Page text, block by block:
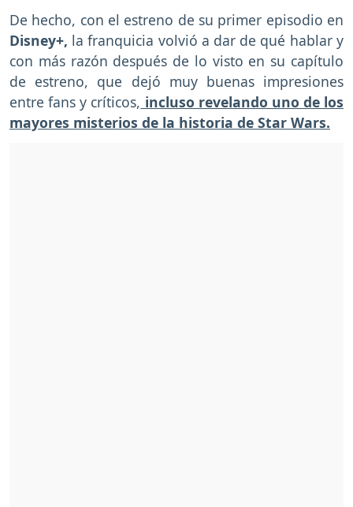
De hecho, con el estreno de su primer episodio en
Disney+, la franquicia volvió a dar de qué hablar y
con más razón después de lo visto en su capítulo
de estreno, que dejó muy buenas impresiones
entre fans y críticos, incluso revelando uno de los
mayores misterios de la historia de Star Wars.